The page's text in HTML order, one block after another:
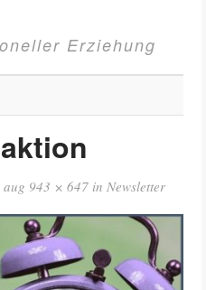
Erziehung
aug 943 × 647 in Newsletter